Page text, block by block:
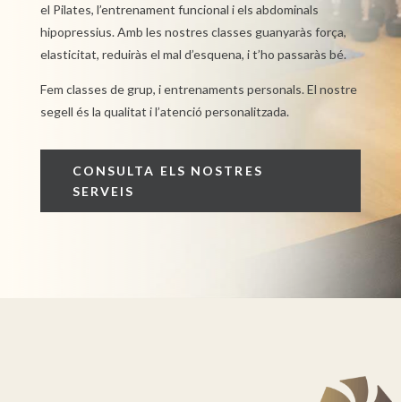
el Pilates, l’entrenament funcional i els abdominals
hipopressius.Amb les nostres classes guanyaràs força,
elasticitat, reduiràs el mal d’esquena, i t’ho passaràs bé.
Fem classes de grup, i entrenaments personals. El nostre
segell és la qualitat i l’atenció personalitzada.
CONSULTA ELS NOSTRES
SERVEIS